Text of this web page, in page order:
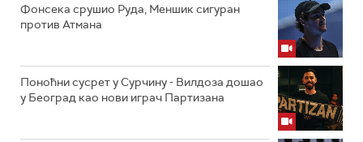
Фонсека срушио Руда, Меншик сигуран
против Атмана
Поноћни сусрет у Сурчину - Вилдоза дошао
у Београд као нови играч Партизана